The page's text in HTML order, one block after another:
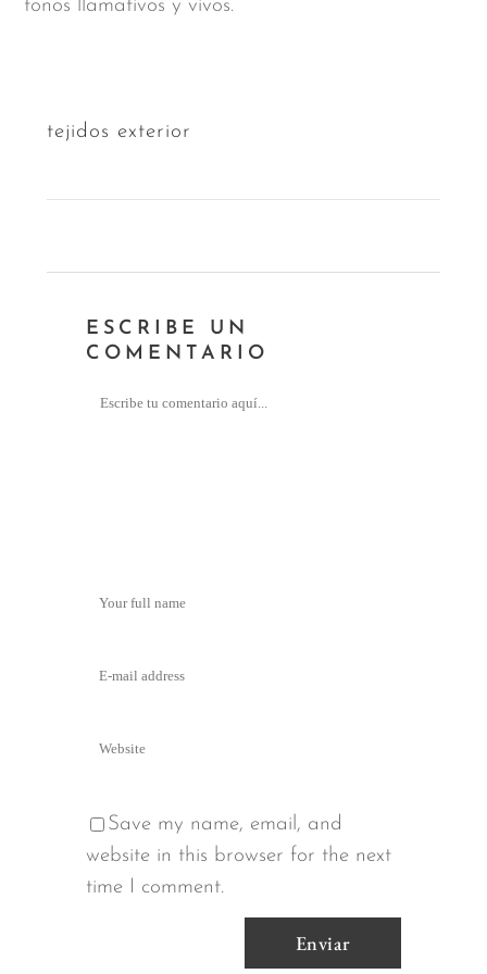
tonos llamativos y vivos.
tejidos exterior
ESCRIBE UN
COMENTARIO
Save my name, email, and
website in this browser for the next
time I comment.